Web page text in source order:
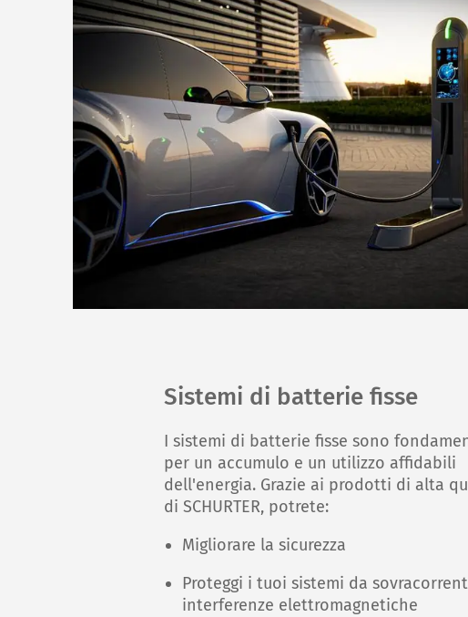
Sistemi di batterie fisse
I sistemi di batterie fisse sono
per un accumulo e un utilizzo affidabili
dell'energia. Grazie ai prodotti di alta
di SCHURTER, potrete:
Migliorare la sicurezza
Proteggi i tuoi sistemi da
interferenze elettromagnetiche